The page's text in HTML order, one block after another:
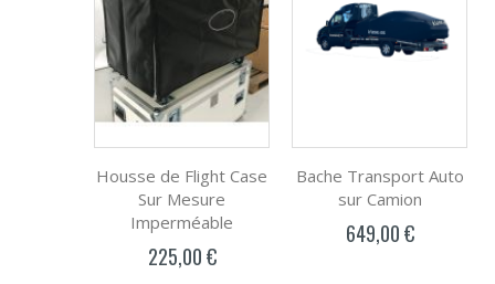
Housse de Flight Case
Sur Mesure
Imperméable
225,00 €
Bache Transport Auto
sur Camion
649,00 €